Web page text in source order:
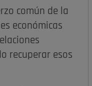
común de la
económicas
recuperar esos